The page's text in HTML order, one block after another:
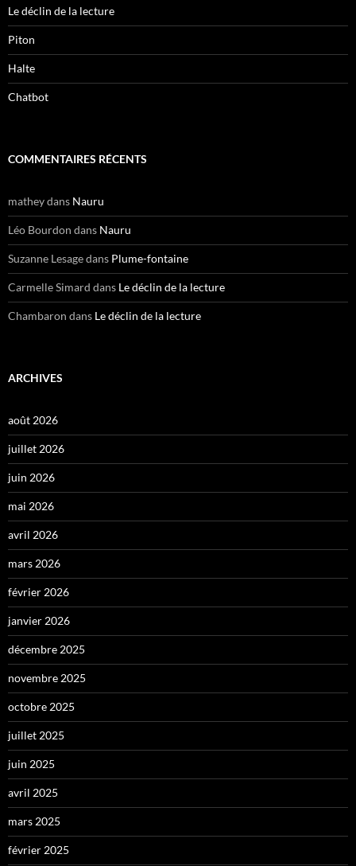
Le déclin de la lecture
Piton
Halte
Chatbot
COMMENTAIRES RÉCENTS
matheydans Nauru
Léo Bourdon dans Nauru
Suzanne Lesagedans Plume-fontaine
Carmelle Simard dans Le déclin de la lecture
Chambaron dans Le déclin de la lecture
ARCHIVES
août 2026
juillet 2026
juin 2026
mai 2026
avril 2026
mars 2026
février 2026
janvier 2026
décembre 2025
novembre 2025
octobre 2025
juillet 2025
juin 2025
avril 2025
mars 2025
février 2025